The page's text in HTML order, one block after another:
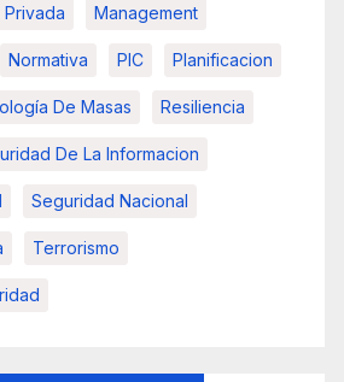
Management
Normativa PIC Planificacion
De Masas Resiliencia
De La Informacion
Seguridad Nacional
Terrorismo